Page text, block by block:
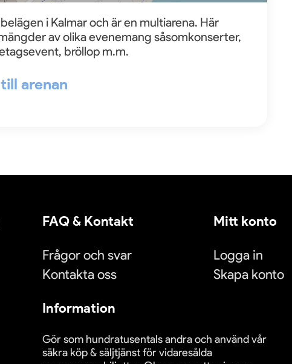
i Kalmar och är en multiarena. Här
av olika evenemang såsomkonserter,
bröllop m.m.
arenan
FAQ & Kontakt
Frågor och svar
Kontakta oss
Mitt konto
Logga in
Skapa konto
Information
Gör som hundratusentals andra och använd vår
säkra köp & säljtjänst för vidaresålda